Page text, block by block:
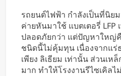
รถยนต์ไฟฟ้า กำลังเป็นที่นิย
ค่ายหันมาใช้ แบตเตอรี่ LFP
ปลอดภัยกว่า แต่ปัญหาใหญ่คื
ชนิดนี้ไม่คุ้มทุน เนื่องจากแ
เพียง ลิเธียม เท่านั้น ส่วนเ
มาก ทำให้โรงงานรีไซเคิล